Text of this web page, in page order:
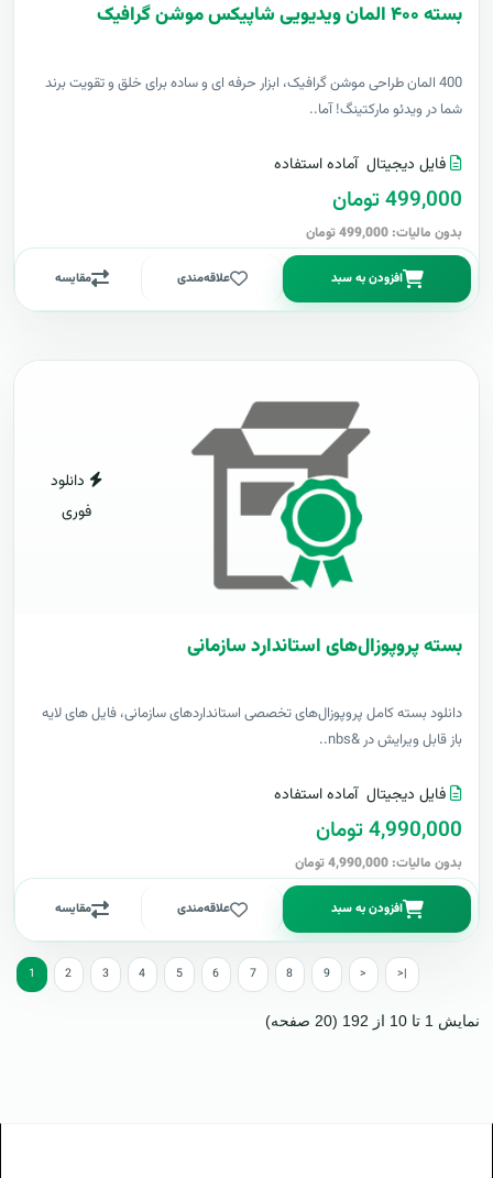
بسته ۴۰۰ المان ویدیویی شاپیکس موشن گرافیک
400 المان طراحی موشن گرافیک، ابزار حرفه ای و ساده برای خلق و تقویت برند
شما در ویدئو مارکتینگ! آما..
فایل دیجیتال آماده استفاده
499,000 تومان
بدون مالیات: 499,000 تومان
افزودن به سبد علاقه‌مندی مقایسه
دانلود
فوری
بسته پروپوزال‌های استاندارد سازمانی
دانلود بسته کامل پروپوزال‌های تخصصی استانداردهای سازمانی، فایل های لایه
باز قابل ویرایش در &nbs..
فایل دیجیتال آماده استفاده
4,990,000 تومان
بدون مالیات: 4,990,000 تومان
افزودن به سبد علاقه‌مندی مقایسه
1 2 3 4 5 6 7 8 9 > >|
نمایش 1 تا 10 از 192 (20 صفحه)